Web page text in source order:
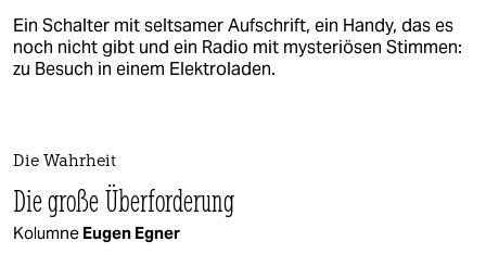
Ein Schalter mit seltsamer Aufschrift, ein Handy, das es
noch nicht gibt und ein Radio mit mysteriösen Stimmen:
zu Besuch in einem Elektroladen.
Die Wahrheit
Die große Überforderung
Kolumne Eugen Egner